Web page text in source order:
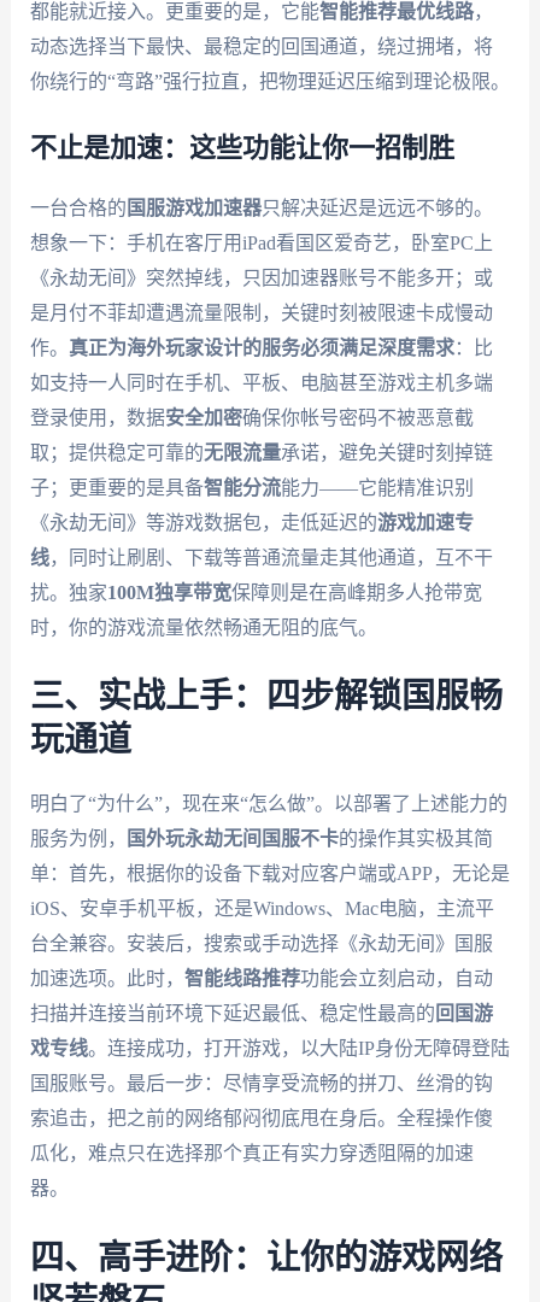
都能就近接入。更重要的是，它能智能推荐最优线路，
动态选择当下最快、最稳定的回国通道，绕过拥堵，将
你绕行的“弯路”强行拉直，把物理延迟压缩到理论极限。
不止是加速：这些功能让你一招制胜
一台合格的 国服游戏加速器只解决延迟是远远不够的。
想象一下：手机在客厅用iPad看国区爱奇艺，卧室PC上
《永劫无间》突然掉线，只因加速器账号不能多开；或
是月付不菲却遭遇流量限制，关键时刻被限速卡成慢动
作。 真正为海外玩家设计的服务必须满足深度需求：比
如支持一人同时在手机、平板、电脑甚至游戏主机多端
登录使用，数据安全加密确保你帐号密码不被恶意截
取；提供稳定可靠的无限流量承诺，避免关键时刻掉链
子；更重要的是具备智能分流能力——它能精准识别
《永劫无间》等游戏数据包，走低延迟的游戏加速专
线，同时让刷剧、下载等普通流量走其他通道，互不干
扰。独家100M独享带宽保障则是在高峰期多人抢带宽
时，你的游戏流量依然畅通无阻的底气。
三、实战上手：四步解锁国服畅
玩通道
明白了“为什么”，现在来“怎么做”。以部署了上述能力的
服务为例，
国外玩永劫无间国服不卡的操作其实极其简
单：首先，根据你的设备下载对应客户端或APP，无论是
iOS、安卓手机平板，还是Windows、Mac电脑，主流平
台全兼容。安装后，搜索或手动选择《永劫无间》国服
加速选项。此时， 智能线路推荐功能会立刻启动，自动
扫描并连接当前环境下延迟最低、稳定性最高的 回国游
戏专线。连接成功，打开游戏，以大陆IP身份无障碍登陆
国服账号。最后一步：尽情享受流畅的拼刀、丝滑的钩
索追击，把之前的网络郁闷彻底甩在身后。全程操作傻
瓜化，难点只在选择那个真正有实力穿透阻隔的加速
器。
四、高手进阶：让你的游戏网络